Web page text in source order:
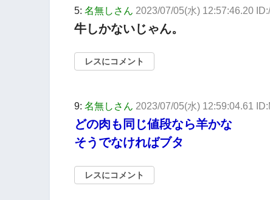
5: 名無しさん 2023/07/05(水) 12:57:46.20
牛しかないじゃん。
レスにコメント
9: 名無しさん 2023/07/05(水) 12:59:04.61
どの肉も同じ値段なら羊かな
そうでなければブタ
レスにコメント